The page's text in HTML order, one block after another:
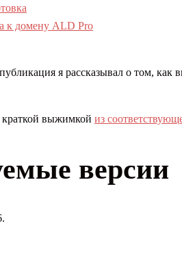
к домену ALD Pro
я рассказывал о том, как
краткой выжимкой из
версии